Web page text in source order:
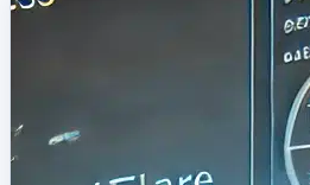
н